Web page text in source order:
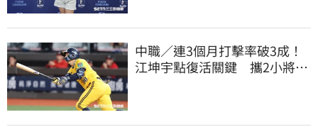
中職／連3個月打擊率破3成！
江坤宇點復活關鍵 攜2小將赴